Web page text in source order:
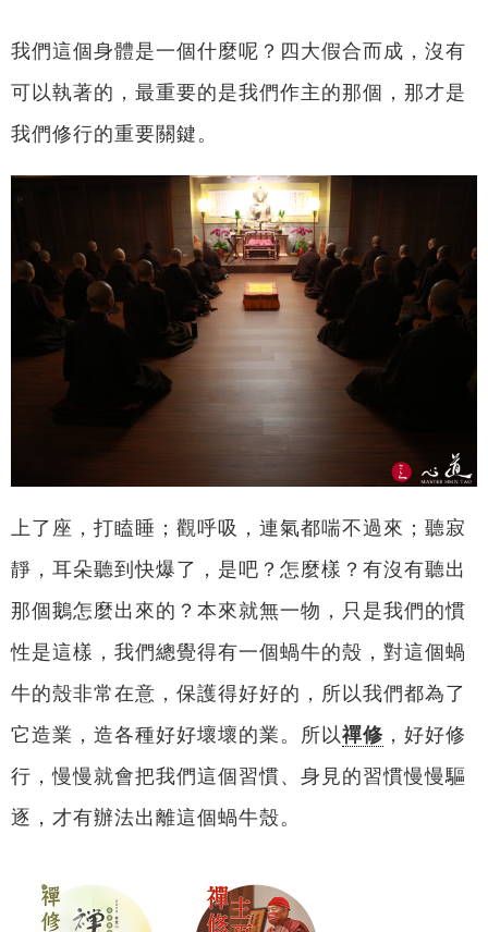
我們這個身體是一個什麼呢？四大假合而成，沒有
可以執著的，最重要的是我們作主的那個，那才是
我們修行的重要關鍵。
上了座，打瞌睡；觀呼吸，連氣都喘不過來；聽寂
靜，耳朵聽到快爆了，是吧？怎麼樣？有沒有聽出
那個鵝怎麼出來的？本來就無一物，只是我們的慣
性是這樣，我們總覺得有一個蝸牛的殼，對這個蝸
牛的殼非常在意，保護得好好的，所以我們都為了
它造業，造各種好好壞壞的業。所以禪修，好好修
行，慢慢就會把我們這個習慣、身見的習慣慢慢驅
逐，才有辦法出離這個蝸牛殼。